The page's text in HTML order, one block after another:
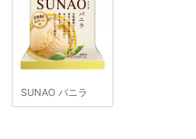
SUNAO バニラ